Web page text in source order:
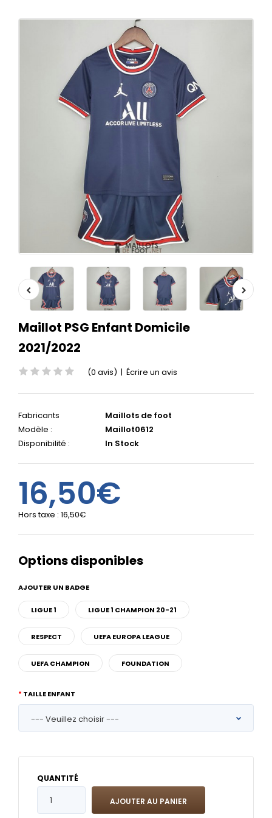
Maillot PSG Enfant Domicile
2021/2022
(0 avis) | Écrire un avis
Fabricants
Maillots de foot
Modèle :
Maillot0612
Disponibilité :
In Stock
16,50€
Hors taxe : 16,50€
Options disponibles
AJOUTER UN BADGE
LIGUE 1 LIGUE 1 CHAMPION 20-21
RESPECT UEFA EUROPA LEAGUE
UEFA CHAMPION FOUNDATION
TAILLE ENFANT
QUANTITÉ